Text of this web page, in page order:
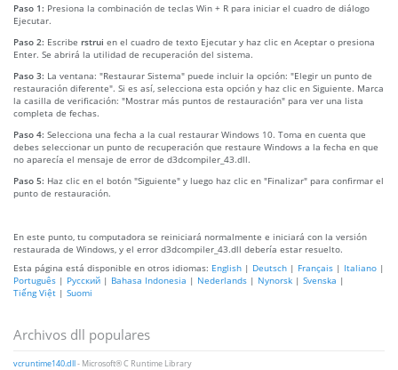
Paso 1: Presiona la combinación de teclas Win + R para iniciar el cuadro de diálogo
Ejecutar.
Paso 2: Escribe rstrui en el cuadro de texto Ejecutar y haz clic en Aceptar o presiona
Enter. Se abrirá la utilidad de recuperación del sistema.
Paso 3: La ventana: "Restaurar Sistema" puede incluir la opción: "Elegir un punto de
restauración diferente". Si es así, selecciona esta opción y haz clic en Siguiente. Marca
la casilla de verificación: "Mostrar más puntos de restauración" para ver una lista
completa de fechas.
Paso 4: Selecciona una fecha a la cual restaurar Windows 10. Toma en cuenta que
debes seleccionar un punto de recuperación que restaure Windows a la fecha en que
no aparecía el mensaje de error de d3dcompiler_43.dll.
Paso 5: Haz clic en el botón "Siguiente" y luego haz clic en "Finalizar" para confirmar el
punto de restauración.
En este punto, tu computadora se reiniciará normalmente e iniciará con la versión
restaurada de Windows, y el error d3dcompiler_43.dll debería estar resuelto.
Esta página está disponible en otros idiomas: English | Deutsch | Français | Italiano |
Português | Русский | Bahasa Indonesia | Nederlands | Nynorsk | Svenska |
Tiếng Việt | Suomi
Archivos dll populares
vcruntime140.dll- Microsoft® C Runtime Library